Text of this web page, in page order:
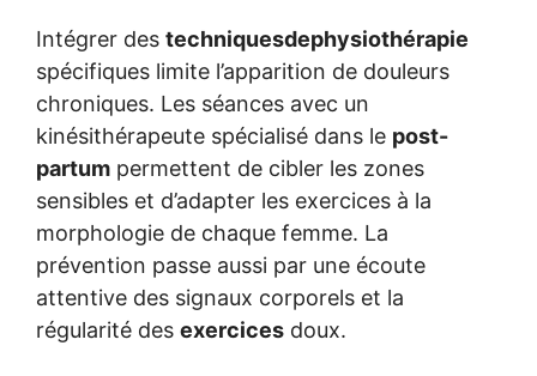
Intégrer des techniquesdephysiothérapie
spécifiques limite l’apparition de douleurs
chroniques. Les séances avec un
kinésithérapeute spécialisé dans le post-
partum permettent de cibler les zones
sensibles et d’adapter les exercices à la
morphologie de chaque femme. La
prévention passe aussi par une écoute
attentive des signaux corporels et la
régularité des exercices doux.